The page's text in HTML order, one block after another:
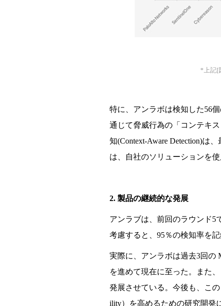
* 上記[
特に、アンラボは検知した56
通じて脅威行為の「コンテキ
知(Context-Aware Detection)は、
は、
自社のソリュ ーションを
2. 製品の継続的な発展
アンラブは、前回のラウンド5
考慮すると、 95％の検知率を記
実際に、アンラボは過去3回の
を進めて現在に至った。また
発展させている。今後も、
こ
ility）を高めるための研究開発